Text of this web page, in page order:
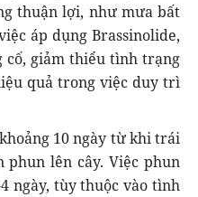
thuận lợi, như mưa bất
áp dụng Brassinolide,
cố, giảm thiểu tình trạng
quả trong việc duy trì
10 ngày từ khi trái
phun lên cây. Việc phun
ngày, tùy thuộc vào tình